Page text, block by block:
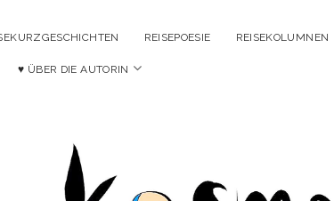
REISEPOESIE REISEKOLUMNEN
♥ ÜBER DIE AUTORIN Menü